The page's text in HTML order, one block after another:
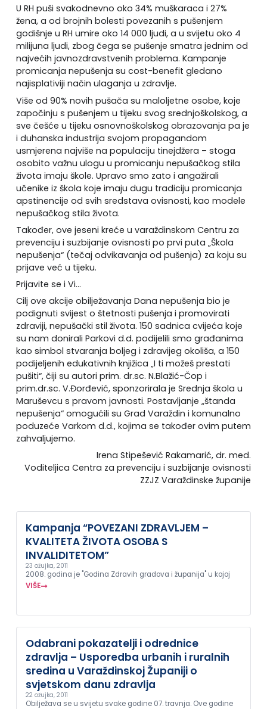
U RH puši svakodnevno oko 34% muškaraca i 27%
žena, a od brojnih bolesti povezanih s pušenjem
godišnje u RH umire oko 14 000 ljudi, a u svijetu oko 4
milijuna ljudi, zbog čega se pušenje smatra jednim od
najvećih javnozdravstvenih problema. Kampanje
promicanja nepušenja su cost-benefit gledano
najisplativiji način ulaganja u zdravlje.
Više od 90% novih pušača su maloljetne osobe, koje
započinju s pušenjem u tijeku svog srednjoškolskog, a
sve češće u tijeku osnovnoškolskog obrazovanja pa je
i duhanska industrija svojom propagandom
usmjerena najviše na populaciju tinejdžera – stoga
osobito važnu ulogu u promicanju nepušačkog stila
života imaju škole. Upravo smo zato i angažirali
učenike iz škola koje imaju dugu tradiciju promicanja
apstinencije od svih sredstava ovisnosti, kao modele
nepušačkog stila života.
Također, ove jeseni kreće u varaždinskom Centru za
prevenciju i suzbijanje ovisnosti po prvi puta „Škola
nepušenja“ (tečaj odvikavanja od pušenja) za koju su
prijave već u tijeku.
Prijavite se i Vi…
Cilj ove akcije obilježavanja Dana nepušenja bio je
podignuti svijest o štetnosti pušenja i promovirati
zdraviji, nepušački stil života. 150 sadnica cvijeća koje
su nam donirali Parkovi d.d. podijelili smo građanima
kao simbol stvaranja boljeg i zdravijeg okoliša, a 150
podijeljenih edukativnih knjižica „I ti možeš prestati
pušiti“, čiji su autori prim. dr.sc. N.Blažić-Čop i
prim.dr.sc. V.Đorđević, sponzorirala je Srednja škola u
Maruševcu s pravom javnosti. Postavljanje „štanda
nepušenja“ omogućili su Grad Varaždin i komunalno
poduzeće Varkom d.d., kojima se također ovim putem
zahvaljujemo.
Irena Stipešević Rakamarić, dr. med.
Voditeljica Centra za prevenciju i suzbijanje ovisnosti
ZZJZ Varaždinske županije
Kampanja “POVEZANI ZDRAVLJEM –
KVALITETA ŽIVOTA OSOBA S
INVALIDITETOM”
23 ožujka, 2011
2008. godina je "Godina Zdravih gradova i županija" u kojoj
VIŠE
Odabrani pokazatelji i odrednice
zdravlja – Usporedba urbanih i ruralnih
sredina u Varaždinskoj Županiji o
svjetskom danu zdravlja
22 ožujka, 2011
Obilježava se u svijetu svake godine 07. travnja. Ove godine